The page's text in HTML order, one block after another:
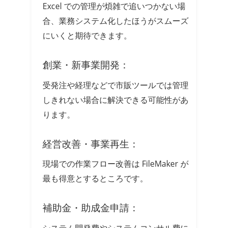
Excel での管理が煩雑で追いつかない場
合、業務システム化したほうがスムーズ
にいくと期待できます。
創業・新事業開発：
受発注や経理などで市販ツールでは管理
しきれない場合に解決できる可能性があ
ります。
経営改善・事業再生：
現場での作業フロー改善は FileMaker が
最も得意とするところです。
補助金・助成金申請：